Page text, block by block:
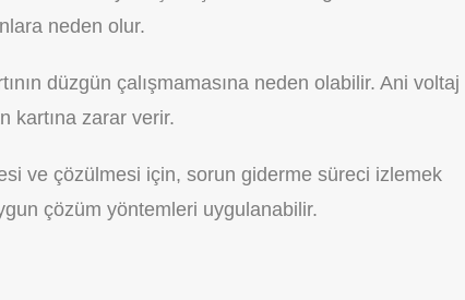
neden olur.
düzgün çalışmamasına neden olabilir. Ani voltaj
kartına zarar verir.
ve çözülmesi için, sorun giderme süreci izlemek
çözüm yöntemleri uygulanabilir.